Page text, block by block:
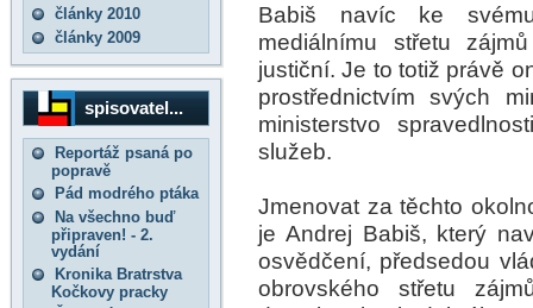
články 2010
články 2009
spisovatel...
Reportáž psaná po
popravě
Pád modrého ptáka
Na všechno buď
připraven! - 2.
vydání
Kronika Bratrstva
Kočkovy pracky
Babiš navíc ke
mediálnímu střetu
justiční. Je to totiž právě
prostřednictvím svých
ministerstvo
služeb.
Jmenovat za těchto
je Andrej Babiš, který
osvědčení, předsedou
obrovského střetu